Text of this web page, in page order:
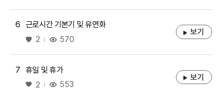
6
근로시간 기본기 및 유연화
좋아요
2 570
보기
7
휴일 및 휴가
좋아요
2 553
보기